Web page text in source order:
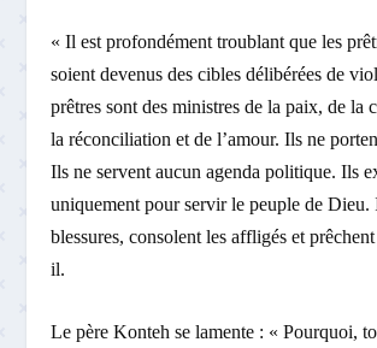
« Il est profondément troublant que les
soient devenus des cibles délibérées de
prêtres sont des ministres de la paix, de la
la réconciliation et de l’amour. Ils ne
Ils ne servent aucun agenda politique. Ils
uniquement pour servir le peuple de Dieu.
blessures, consolent les affligés et
il.
Le père Konteh se lamente : « Pourquoi,